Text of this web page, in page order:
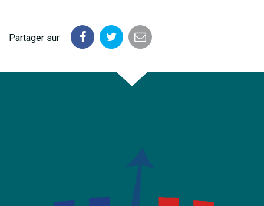
Partager sur
Partager
Facebook
Partager
Twitter
Partager
email